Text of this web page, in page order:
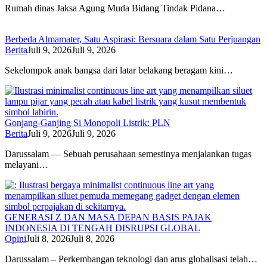
Rumah dinas Jaksa Agung Muda Bidang Tindak Pidana…
Berbeda Almamater, Satu Aspirasi: Bersuara dalam Satu Perjuangan
BeritaJuli 9, 2026Juli 9, 2026
Sekelompok anak bangsa dari latar belakang beragam kini…
Gonjang-Ganjing Si Monopoli Listrik: PLN
BeritaJuli 9, 2026Juli 9, 2026
Darussalam — Sebuah perusahaan semestinya menjalankan tugas
melayani…
GENERASI Z DAN MASA DEPAN BASIS PAJAK
INDONESIA DI TENGAH DISRUPSI GLOBAL
OpiniJuli 8, 2026Juli 8, 2026
Darussalam – Perkembangan teknologi dan arus globalisasi telah…